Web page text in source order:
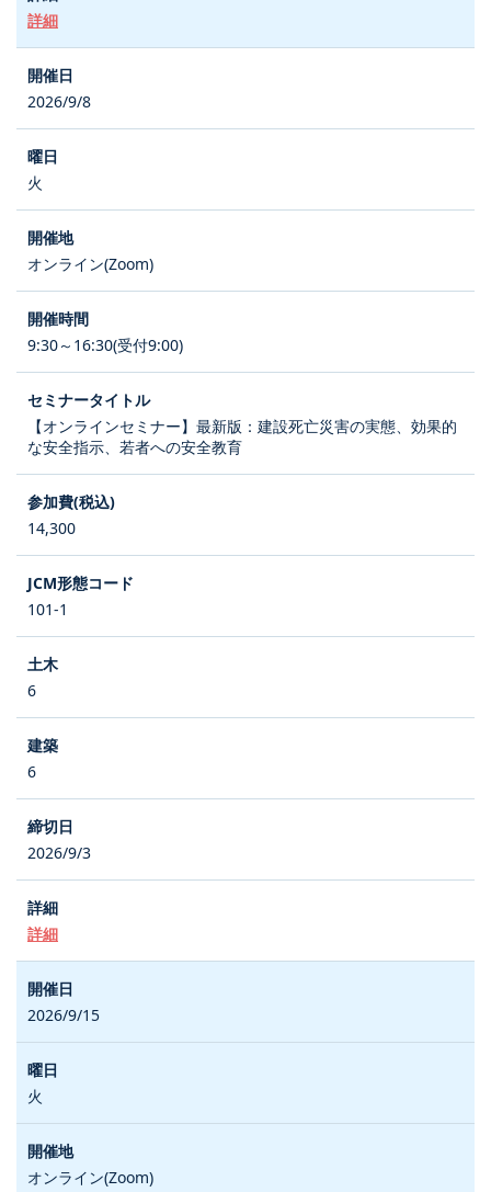
詳細
2026/9/8
火
オンライン(Zoom)
9:30～16:30(受付9:00)
【オンラインセミナー】最新版：建設死亡災害の実態、効果的
な安全指示、若者への安全教育
14,300
101-1
6
6
2026/9/3
詳細
2026/9/15
火
オンライン(Zoom)